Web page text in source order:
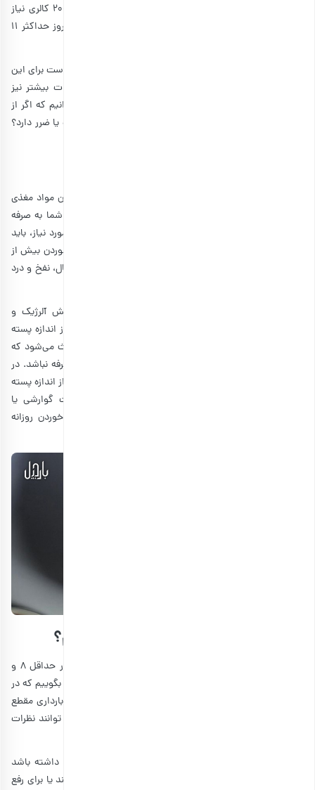
میانگین می‌توان گفت که مردان به 2500 کالری و زنان به 2000 کالری نیاز
دارند. بدین ترتیب می‌توان نتیجه گرفت که خوردن پسته در روز حداکثر 11
در مجموع می‌توان نتیجه گرفت که پسته گزینه بسیار مناسبی است برای این
که آن را در برنامه غذایی خود قرار دهید. برای کسب اطلاعات بیشتر نیز
را مطالعه کنید. اما باید حال بدانیم که اگر از
این میزان بیشتر پسته مصرف کنیم آیا برای بدن ما مفید است یا ضرر دارد؟
به طور کلی مصرف بیش از اندازه پسته نه تنها نمی‌تواند میزان مواد مغذی
بیشتری را به بدن شما برساند بلکه از نظر اقتصادی نیز برای شما به صرفه
نیست. در واقع در یک برنامه غذایی روزانه برای تأمین کالری مورد نیاز، باید
خوراکی‌های گوناگون دیگری را نیز در کنار پسته مصرف کنید. خوردن بیش از
90 پسته روزانه می‌تواند مشکلات گوارشی مانند اسپاسم، اسهال، نفخ و درد
همچنین سنگ کلیه، احتمال افزایش ابتلا به نقرس، واکنش آلرژیک و
افزایش فشار خون نیز می‌تواند از دیگر مضرات مصرف بیش از اندازه پسته
نیز باعث می‌شود که
مصرف بیش از 90 عدد پسته از نظر اقتصادی نیز چندان به صرفه نباشد. در
نتیجه می‌توان گفت که به طور کلی بهتر است از خوردن بیش از اندازه پسته
در طول روز اجتناب کنید. توصیه می‌کنیم که اگر مشکلات گوارشی یا
بیماری‌های زمینه‌ای نیز دارید حتماً با مشورت پزشک خود، خوردن روزانه
در بارداری روزانه چند عدد پسته بخوریم؟
معمولاً در منابع علمی مختلف توصیه می‌شود که بانوان باردار حداقل 8 و
حداکثر 24 عدد پسته را در طول روز میل کنند. با این حال باید بگوییم که در
درجه اول بهتر است از پزشک خود مشورت بگیرید. زیرا دوران بارداری مقطع
حساسی است که پزشکان بر مبنای شرایط فردی هر شخص می توانند نظرات
به طور مثال می‌توان گفت که اگر یک خانم باردار کم خونی داشته باشد
بهتر است که میزان بیشتری از پسته را در طول روز مصرف کند یا برای رفع